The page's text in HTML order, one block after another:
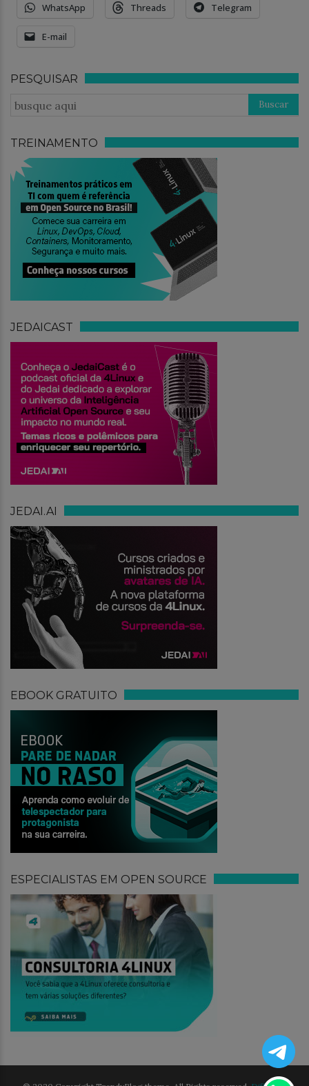
WhatsApp Threads Telegram
E-mail
PESQUISAR
TREINAMENTO
JEDAICAST
JEDAI.AI
EBOOK GRATUITO
ESPECIALISTAS EM OPEN SOURCE